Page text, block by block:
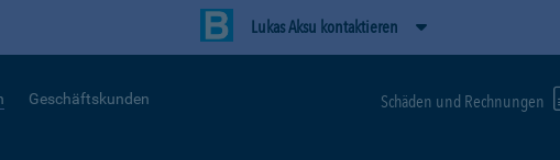
Lukas Aksu kontaktieren
Geschäftskunden Schäden und Rechnungen